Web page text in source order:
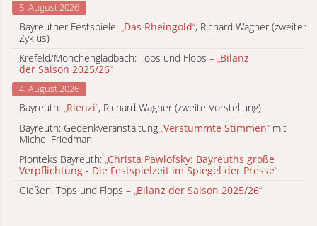
5. August 2026
Bayreuther Festspiele: „Das Rheingold“, Richard Wagner (zweiter
Zyklus)
Krefeld/Mönchengladbach: Tops und Flops – „Bilanz
der Saison 2025/26“
4. August 2026
Bayreuth: „Rienzi“, Richard Wagner (zweite Vorstellung)
Bayreuth: Gedenkveranstaltung „Verstummte Stimmen“ mit
Michel Friedman
Pionteks Bayreuth: Christa Pawlofsky: Bayreuths große
Verpflichtung - Die Festspielzeit im Spiegel der Presse“
Gießen: Tops und Flops – „Bilanz der Saison 2025/26“